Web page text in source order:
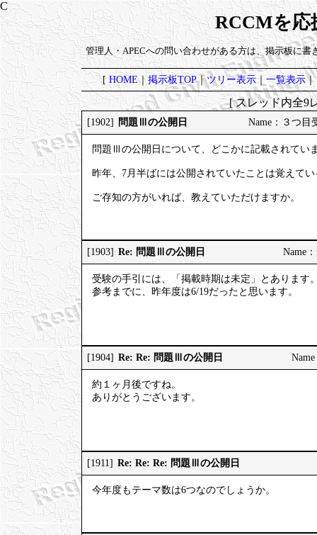
RCCMを応
管理人・APECへの問い合わせがある方は、掲示板に書
[HOME｜掲示板TOP｜ツリー表示｜一覧表示｜
[ スレッド内全
[1902] 問題Ⅲの公開日 Name：３つ目
問題Ⅲの公開日について、どこかに記載されてい
昨年、7月半ばには公開されていたことは覚えて
ご存知の方がいれば、教えていただけますか。
[1903] Re: 問題Ⅲの公開日 Name
受験の手引には、「掲載時期は未定」とあります
参考までに、昨年度は6/19だったと思います。
[1904] Re: Re: 問題Ⅲの公開日
約１ヶ月後ですね。
ありがとうございます。
[1911] Re: Re: Re: 問題Ⅲの公開日
今年度もテーマ数は6つなのでしょうか。